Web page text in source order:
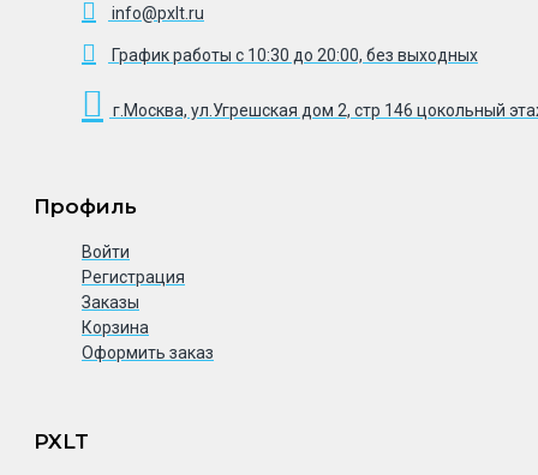
info@pxlt.ru
График работы с 10:30 до 20:00, без выходных
г.Москва, ул.Угрешская дом 2, стр 146 цокольный
Профиль
Войти
Регистрация
Заказы
Корзина
Оформить заказ
PXLT